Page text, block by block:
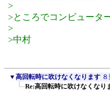
>
>ところでコンピュータ
>
>中村
▼ 高回転時に吹けなくなります
Re:高回転時に吹けなくなり